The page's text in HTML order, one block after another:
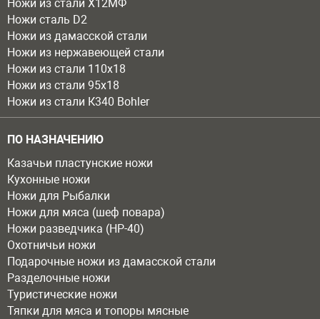
Ножи из стали Х12МФ
Ножи сталь D2
Ножи из дамасской стали
Ножи из нержавеющей стали
Ножи из стали 110х18
Ножи из стали 95х18
Ножи из стали К340 Bohler
ПО НАЗНАЧЕНИЮ
Казачьи пластунские ножи
Кухонные ножи
Ножи для Рыбалки
Ножи для мяса (шеф повара)
Ножи разведчика (НР-40)
Охотничьи ножи
Подарочные ножи из дамасской стали
Разделочные ножи
Туристические ножи
Тяпки для мяса и топоры мясные